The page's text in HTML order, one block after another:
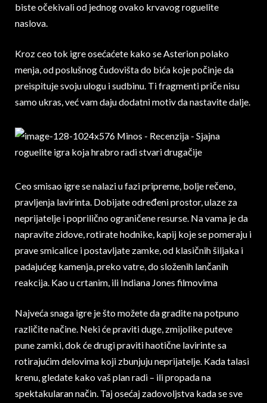
biste očekivali od jednog ovako krvavog roguelite
naslova.
Kroz ceo tok igre osećaćete kako se Asterion polako
menja, od poslušnog čudovišta do bića koje počinje da
preispituje svoju ulogu i sudbinu. Ti fragmenti priče nisu
samo ukras, već vam daju dodatni motiv da nastavite dalje.
Ceo smisao igre se nalazi u fazi pripreme, bolje rečeno,
pravljenja lavirinta. Dobijate određeni prostor, ulaze za
neprijatelje i poprilično ograničene resurse. Na vama je da
napravite zidove, rotirate hodnike, kapij koje se pomeraju i
prave smicalice i postavljate zamke, od klasičnih šiljaka i
padajućeg kamenja, preko vatre, do složenih lančanih
reakcija. Kao u crtanim, ili Indiana Jones filmovima
Najveća snaga igre je što možete da gradite na potpuno
različite načine. Neki će praviti duge, zmijolike puteve
pune zamki, dok će drugi praviti haotične lavirinte sa
rotirajućim delovima koji zbunjuju neprijatelje. Kada talasi
krenu, gledate kako vaš plan radi – ili propada na
spektakularan način. Taj osećaj zadovoljstva kada se sve